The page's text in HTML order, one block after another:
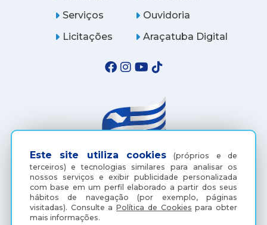
Este site utiliza cookies (próprios e de
terceiros) e tecnologias similares para analisar os
nossos serviços e exibir publicidade personalizada
com base em um perfil elaborado a partir dos seus
hábitos de navegação (por exemplo, páginas
visitadas). Consulte aPolítica de Cookies para obter
mais informações.
Serviços
Licitações
Ouvidoria
Araçatuba Digital
(18) 3607-6500